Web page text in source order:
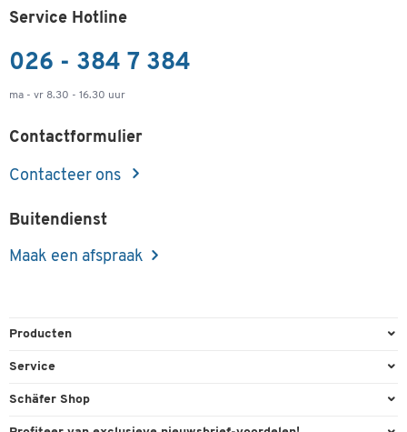
Service Hotline
026 - 384 7 384
ma - vr 8.30 - 16.30 uur
Contactformulier
Contacteer ons
Buitendienst
Maak een afspraak
Producten
Kantoorbenodigdheden
Service
Bestelling herroepen
Schäfer Shop
Algemene voorwaarden